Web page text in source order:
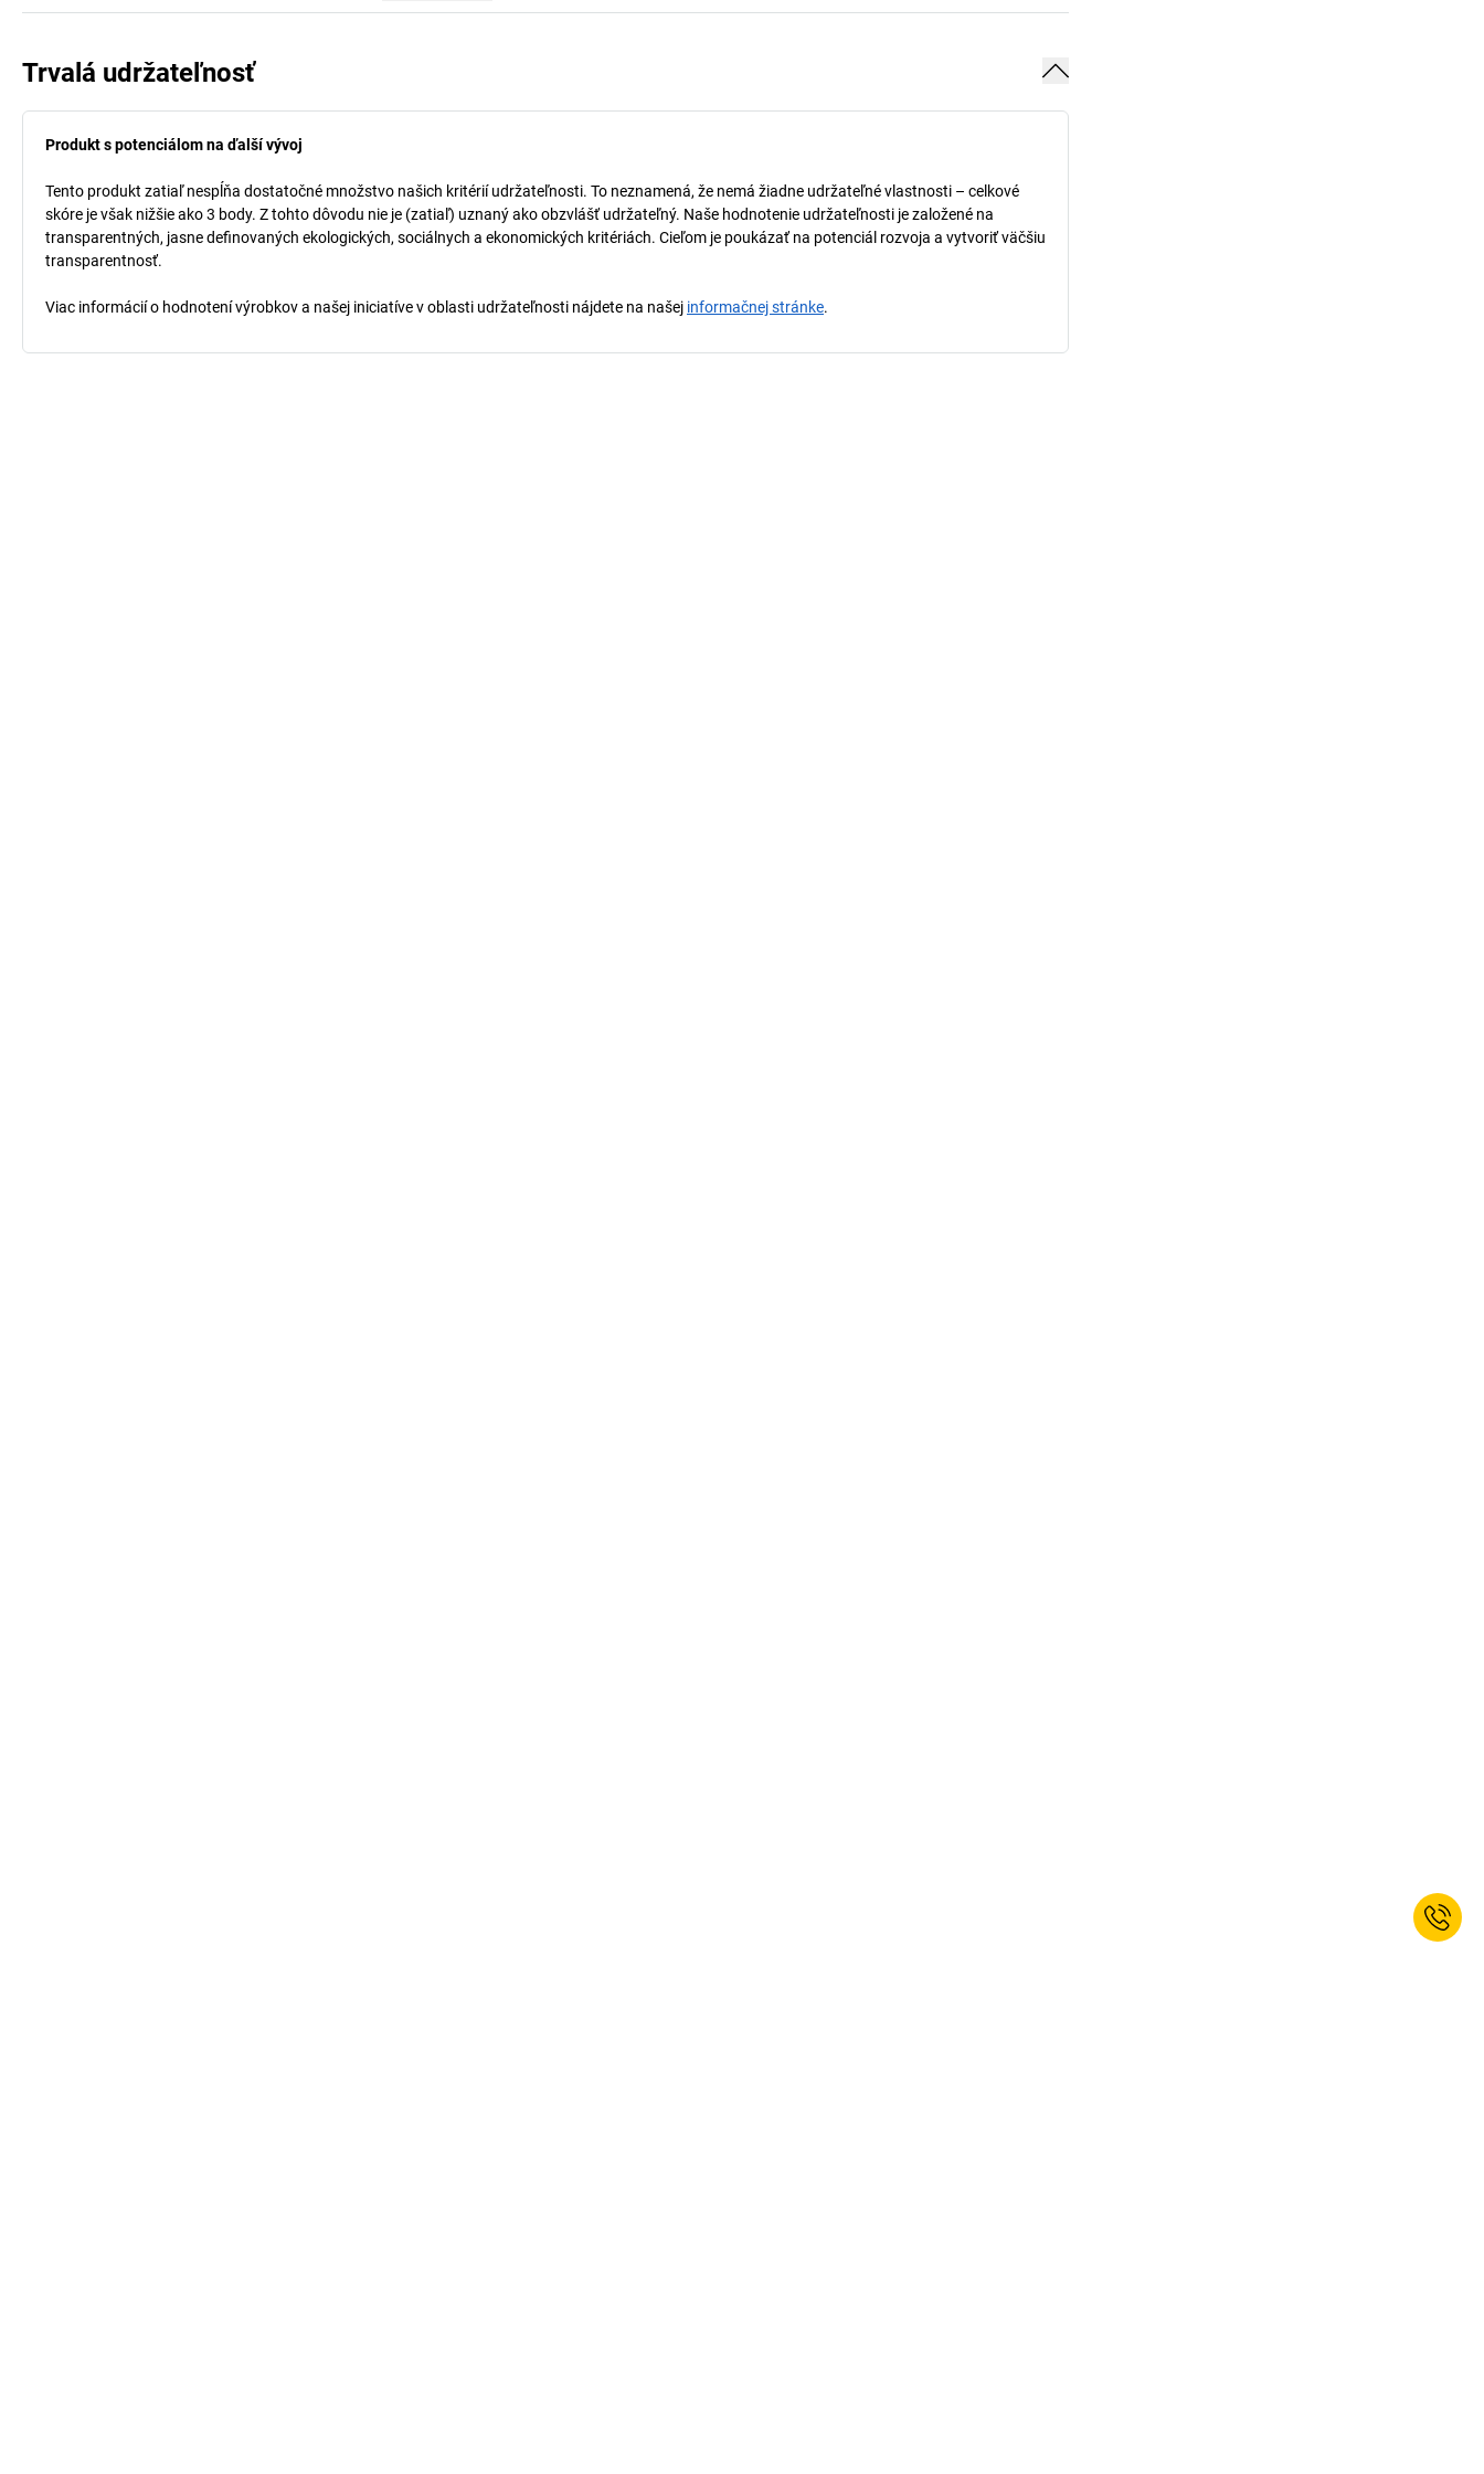
Trvalá udržateľnosť
Produkt s potenciálom na ďalší vývoj
Tento produkt zatiaľ nespĺňa dostatočné množstvo našich kritérií udržateľnosti. To neznamená, že nemá žiadne udržateľné vlastnosti – celkové
skóre je však nižšie ako 3 body. Z tohto dôvodu nie je (zatiaľ) uznaný ako obzvlášť udržateľný. Naše hodnotenie udržateľnosti je založené na
transparentných, jasne definovaných ekologických, sociálnych a ekonomických kritériách. Cieľom je poukázať na potenciál rozvoja a vytvoriť väčšiu
transparentnosť.
Viac informácií o hodnotení výrobkov a našej iniciatíve v oblasti udržateľnosti nájdete na našej informačnej stránke.